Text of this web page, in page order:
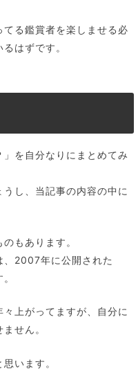
る鑑賞者を楽しませる必
はずです。
」を自分なりにまとめてみ
し、当記事の内容の中に
もあります。
、2007年に公開された
々上がってますが、自分に
せん。
います。